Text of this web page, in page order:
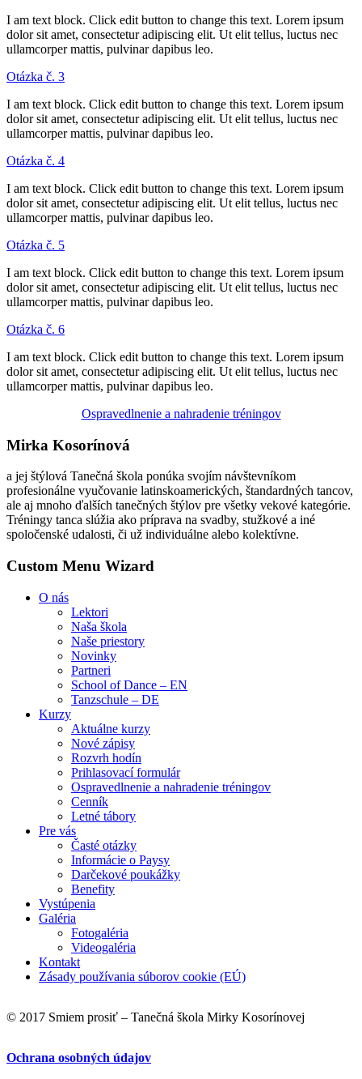
I am text block. Click edit button to change this text. Lorem ipsum
dolor sit amet, consectetur adipiscing elit. Ut elit tellus, luctus nec
ullamcorper mattis, pulvinar dapibus leo.
Otázka č. 3
I am text block. Click edit button to change this text. Lorem ipsum
dolor sit amet, consectetur adipiscing elit. Ut elit tellus, luctus nec
ullamcorper mattis, pulvinar dapibus leo.
Otázka č. 4
I am text block. Click edit button to change this text. Lorem ipsum
dolor sit amet, consectetur adipiscing elit. Ut elit tellus, luctus nec
ullamcorper mattis, pulvinar dapibus leo.
Otázka č. 5
I am text block. Click edit button to change this text. Lorem ipsum
dolor sit amet, consectetur adipiscing elit. Ut elit tellus, luctus nec
ullamcorper mattis, pulvinar dapibus leo.
Otázka č. 6
I am text block. Click edit button to change this text. Lorem ipsum
dolor sit amet, consectetur adipiscing elit. Ut elit tellus, luctus nec
ullamcorper mattis, pulvinar dapibus leo.
Ospravedlnenie a nahradenie tréningov
Mirka Kosorínová
a jej štýlová Tanečná škola ponúka svojím návštevníkom
profesionálne vyučovanie latinskoamerických, štandardných tancov,
ale aj mnoho ďalších tanečných štýlov pre všetky vekové kategórie.
Tréningy tanca slúžia ako príprava na svadby, stužkové a iné
spoločenské udalosti, či už individuálne alebo kolektívne.
Custom Menu Wizard
O nás
Lektori
Naša škola
Naše priestory
Novinky
Partneri
School of Dance – EN
Tanzschule – DE
Kurzy
Aktuálne kurzy
Nové zápisy
Rozvrh hodín
Prihlasovací formulár
Ospravedlnenie a nahradenie tréningov
Cenník
Letné tábory
Pre vás
Časté otázky
Informácie o Paysy
Darčekové poukážky
Benefity
Vystúpenia
Galéria
Fotogaléria
Videogaléria
Kontakt
Zásady používania súborov cookie (EÚ)
© 2017 Smiem prosiť – Tanečná škola Mirky Kosorínovej
Ochrana osobných údajov